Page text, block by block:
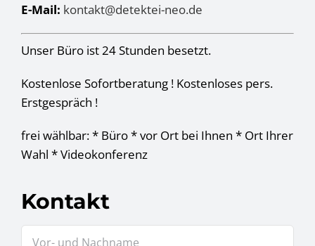
E-Mail: kontakt@detektei-neo.de
Unser Büro ist 24 Stunden besetzt.
Kostenlose Sofortberatung ! Kostenloses pers.
Erstgespräch !
frei wählbar: * Büro * vor Ort bei Ihnen * Ort Ihrer
Wahl * Videokonferenz
Kontakt